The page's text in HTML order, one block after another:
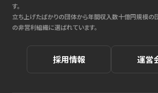
す。
立ち上げたばかりの団体から年間収入数十億円規模の
の非営利組織に選ばれています。
採用情報 運営